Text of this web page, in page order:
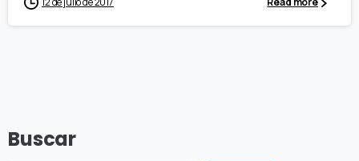
Buscar